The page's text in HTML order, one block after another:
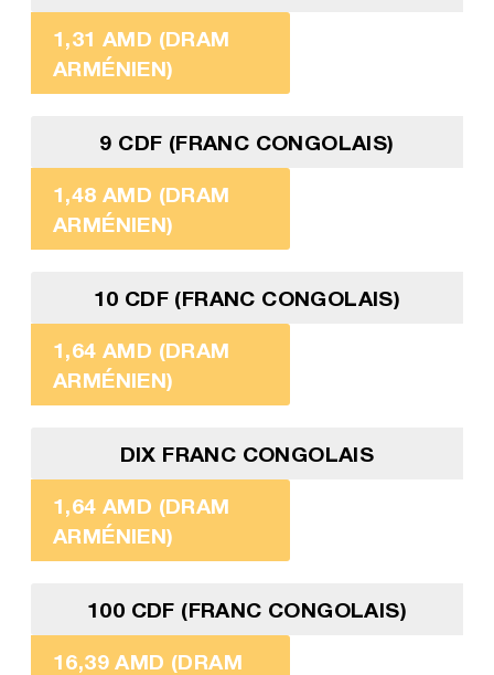
1,31 AMD (DRAM
ARMÉNIEN)
9 CDF (FRANC CONGOLAIS)
1,48 AMD (DRAM
ARMÉNIEN)
10 CDF (FRANC CONGOLAIS)
1,64 AMD (DRAM
ARMÉNIEN)
DIX FRANC CONGOLAIS
1,64 AMD (DRAM
ARMÉNIEN)
100 CDF (FRANC CONGOLAIS)
16,39 AMD (DRAM